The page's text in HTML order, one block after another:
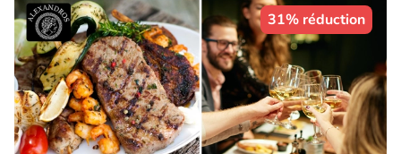
31% réduction